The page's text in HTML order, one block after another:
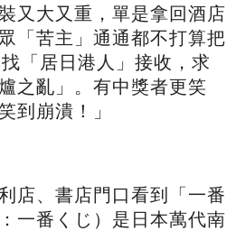
又大又重，單是拿回酒店
「苦主」通通都不打算把
「居日港人」接收，求
之亂」。有中獎者更笑
到崩潰！」
店、書店門口看到「一番
一番くじ）是日本萬代南